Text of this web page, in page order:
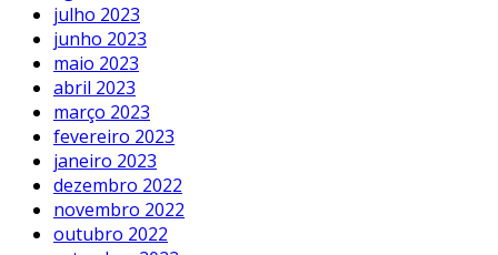
julho 2023
junho 2023
maio 2023
abril 2023
março 2023
fevereiro 2023
janeiro 2023
dezembro 2022
novembro 2022
outubro 2022